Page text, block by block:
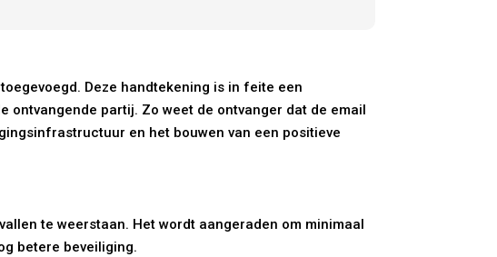
Deze handtekening is in feite een
partij. Zo weet de ontvanger dat de email
en het bouwen van een positieve
te weerstaan. Het wordt aangeraden om minimaal
betere beveiliging.